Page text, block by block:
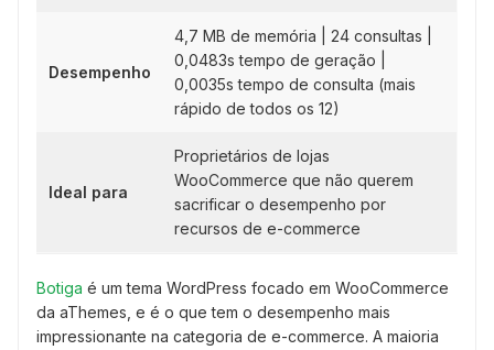
Desempenho
4,7 MB de memória | 24 consultas |
0,0483s tempo de geração |
0,0035s tempo de consulta (mais
rápido de todos os 12)
Ideal para
Proprietários de lojas
WooCommerce que não querem
sacrificar o desempenho por
recursos de e-commerce
Botiga é um tema WordPress focado em WooCommerce
da aThemes, e é o que tem o desempenho mais
impressionante na categoria de e-commerce. A maioria